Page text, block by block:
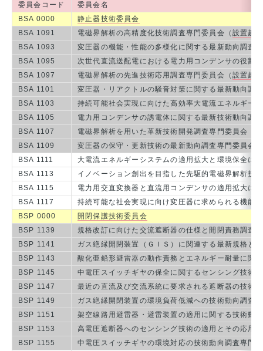
委員会コード
委員会名
BSA 0000
静止器技術委員会
BSA 1091
電磁界解析の高精度化技術調査専門委員会（ 設置趣
BSA 1093
変圧器の機能・性能の多様化に関する最新動向調査
BSA 1095
次世代直流送配電における電力用コンデンサの役割
BSA 1097
電磁界解析の先進技術応用調査専門委員会（ 設置趣
BSA 1101
変圧器・リアクトルの騒音対策に関する最新動向調
BSA 1103
持続可能社会実現に向けた高効率大電流エネルギー
BSA 1105
電力用コンデンサの誘電体に関する最新技術動向調
BSA 1107
電磁界解析を用いた革新技術開発調査専門委員会（
BSA 1109
変圧器の保守・更新技術の最新動向調査専門委員会（
BSA 1111
大電流エネルギーシステムの適用拡大と環境保全に
BSA 1113
イノベーション創出を目指した先駆的電磁界解析技
BSA 1115
電力用交直変換器と直流用コンデンサの適用拡大に
BSA 1117
持続可能な社会実現に向け変圧器に求められる機能
BSP 0000
開閉保護技術委員会
BSP 1139
規格改訂に向けた交流遮断器の仕様と開閉責務調査
BSP 1141
ガス絶縁開閉装置（ＧＩＳ）に関連する最新規格と
BSP 1143
酸化亜鉛形避雷器の動作責務とエネルギー耐量に関
BSP 1145
中電圧スイッチギヤの保全に関するセンシング技術
BSP 1147
最近の直流及び交流系統に要求される遮断器の技術
BSP 1149
ガス絶縁開閉装置の環境負荷低減への技術動向調査
BSP 1151
架空線路用避雷器・避雷装置の適用に関する技術動
BSP 1153
高電圧遮断器へのセンシング技術の適用とその応用
BSP 1155
中電圧スイッチギヤの環境対応の技術動向調査専門